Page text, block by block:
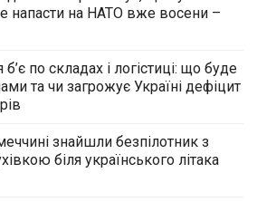
напасти на НАТО вже восени –
б’є по складах і логістиці: що буде
та чи загрожує Україні дефіцит
знайшли безпілотник з
біля українського літака